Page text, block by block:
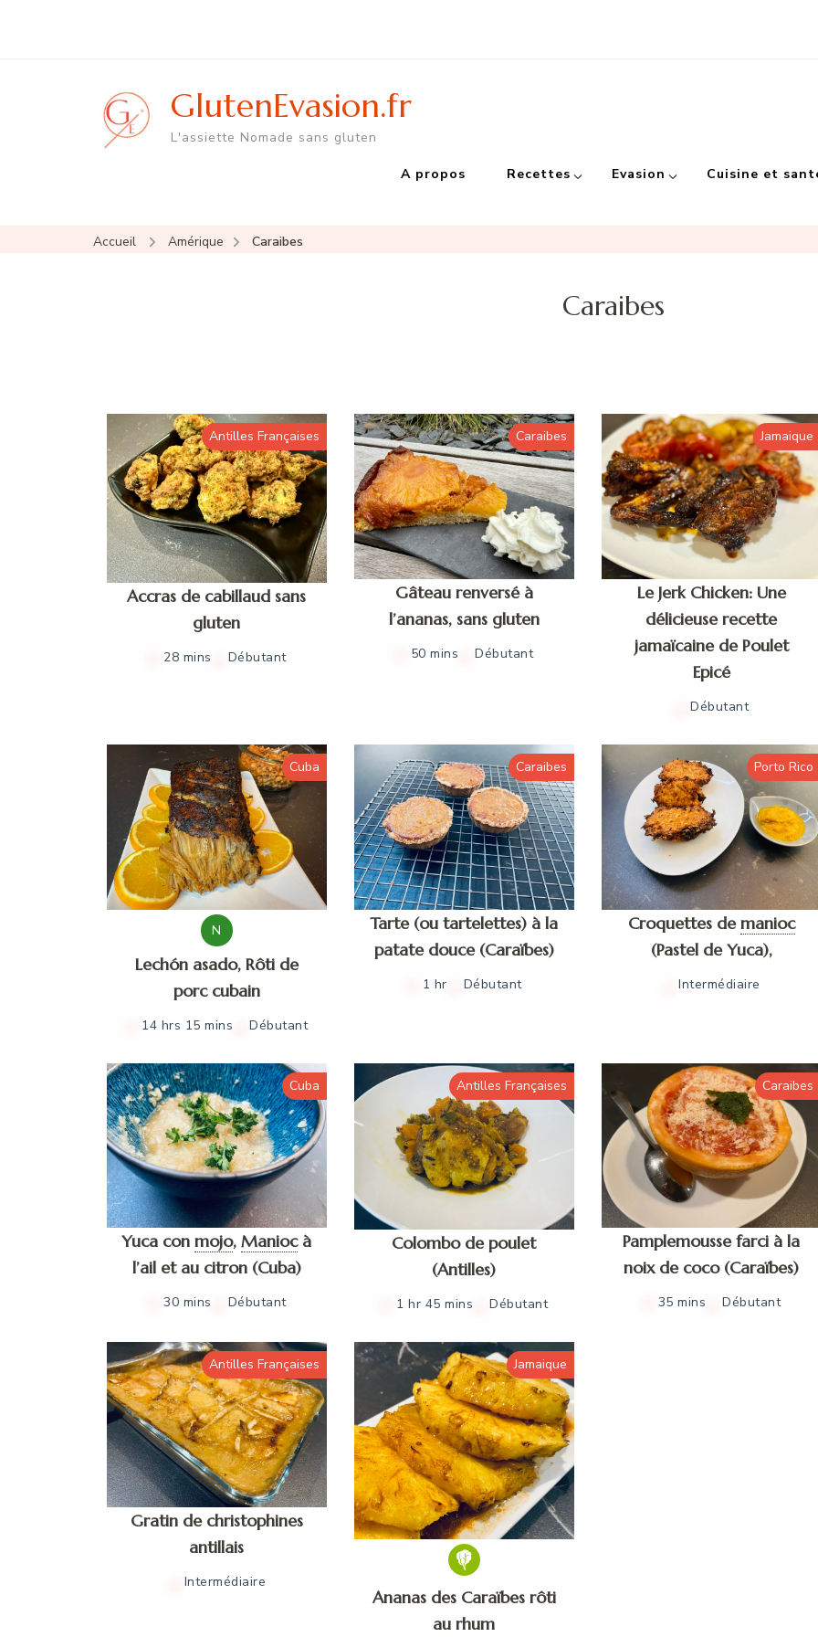
GlutenEvasion.fr
L'assiette Nomade sans gluten
A propos Recettes Evasion Cuisine et
Accueil Amérique Caraibes
Caraibes
Antilles Françaises
Accras de cabillaud sans
gluten
28 mins Débutant
Caraibes
Gâteau renversé à
l’ananas, sans gluten
50 mins Débutant
Jamaique
Le Jerk Chicken: Une
délicieuse recette
jamaïcaine de Poulet
Epicé
Débutant
Cuba
N
Lechón asado, Rôti de
porc cubain
14 hrs 15 mins Débutant
Caraibes
Tarte (ou tartelettes) à la
patate douce (Caraïbes)
1 hr Débutant
Porto Rico
Croquettes de manioc
(Pastel de Yuca),
Intermédiaire
Cuba
Yuca con mojo, Manioc à
l’ail et au citron (Cuba)
30 mins Débutant
Antilles Françaises
Colombo de poulet
(Antilles)
1 hr 45 mins Débutant
Caraibes
Pamplemousse farci à la
noix de coco (Caraïbes)
35 mins Débutant
Antilles Françaises
Gratin de christophines
antillais
Intermédiaire
Jamaique
Ananas des Caraïbes rôti
au rhum